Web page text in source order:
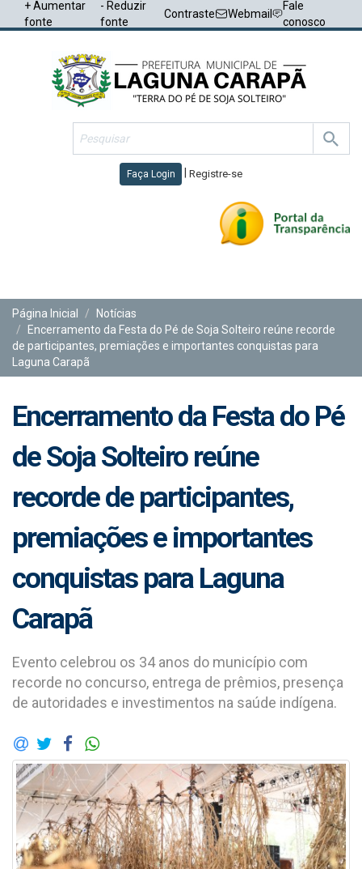
+ Aumentar
fonte
- Reduzir
fonte
Contraste Webmail
Fale
conosco
Faça Login Registre-se
Página Inicial
Notícias
Encerramento da Festa do Pé de Soja Solteiro reúne recorde
de participantes, premiações e importantes conquistas para
Laguna Carapã
Encerramento da Festa do Pé
de Soja Solteiro reúne
recorde de participantes,
premiações e importantes
conquistas para Laguna
Carapã
Evento celebrou os 34 anos do município com
recorde no concurso, entrega de prêmios, presença
de autoridades e investimentos na saúde indígena.